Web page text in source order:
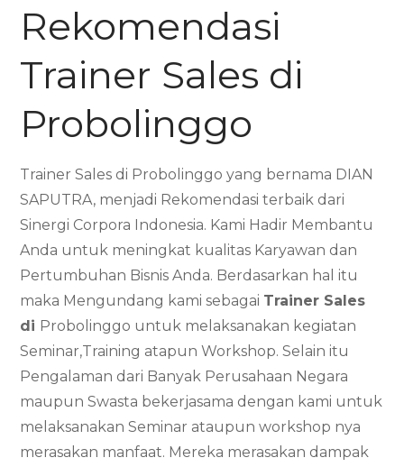
Rekomendasi
Trainer Sales di
Probolinggo
Trainer Sales di Probolinggo yang bernama DIAN
SAPUTRA, menjadi Rekomendasi terbaik dari
Sinergi Corpora Indonesia. Kami Hadir Membantu
Anda untuk meningkat kualitas Karyawan dan
Pertumbuhan Bisnis Anda. Berdasarkan hal itu
maka Mengundang kami sebagai Trainer Sales
di Probolinggo untuk melaksanakan kegiatan
Seminar,Training atapun Workshop. Selain itu
Pengalaman dari Banyak Perusahaan Negara
maupun Swasta bekerjasama dengan kami untuk
melaksanakan Seminar ataupun workshop nya
merasakan manfaat. Mereka merasakan dampak